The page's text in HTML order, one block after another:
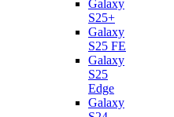
Galaxy
S25+
Galaxy
S25 FE
Galaxy
S25
Edge
Galaxy